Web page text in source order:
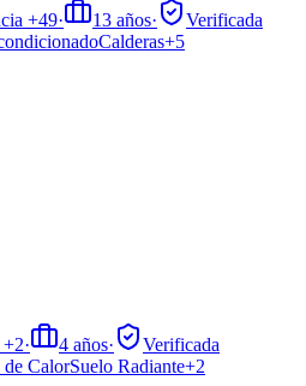
+49· 13 años·
Verificada
Calderas+5
+2· 4 años·
Verificada
CalorSuelo Radiante+2